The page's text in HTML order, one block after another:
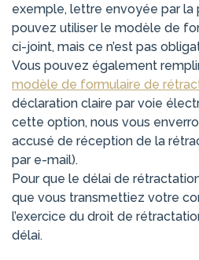
exemple, lettre envoyée par la
pouvez utiliser le modèle de
ci-joint, mais ce n’est pas
Vous pouvez également
modèle de formulaire de
déclaration claire par voie
cette option, nous vous
accusé de réception de la
par e-mail).
Pour que le délai de
que vous transmettiez votre
l’exercice du droit de
délai.